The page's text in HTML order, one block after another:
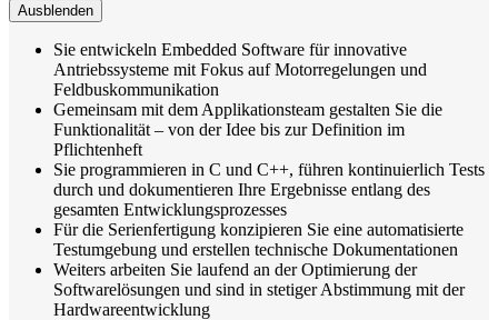
Ausblenden
Sie entwickeln Embedded Software für innovative
Antriebssysteme mit Fokus auf Motorregelungen und
Feldbuskommunikation
Gemeinsam mit dem Applikationsteam gestalten Sie die
Funktionalität – von der Idee bis zur Definition im
Pflichtenheft
Sie programmieren in C und C++, führen kontinuierlich Tests
durch und dokumentieren Ihre Ergebnisse entlang des
gesamten Entwicklungsprozesses
Für die Serienfertigung konzipieren Sie eine automatisierte
Testumgebung und erstellen technische Dokumentationen
Weiters arbeiten Sie laufend an der Optimierung der
Softwarelösungen und sind in stetiger Abstimmung mit der
Hardwareentwicklung